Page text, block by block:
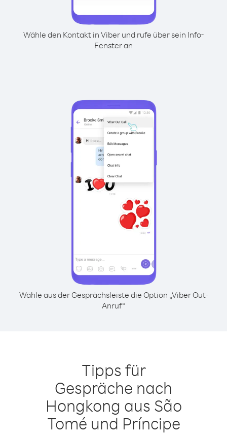
Wähle den Kontakt in Viber und rufe über sein Info-
Fenster an
Wähle aus der Gesprächsleiste die Option „Viber Out-
Anruf“
Tipps für
Gespräche nach
Hongkong aus São
Tomé und Príncipe